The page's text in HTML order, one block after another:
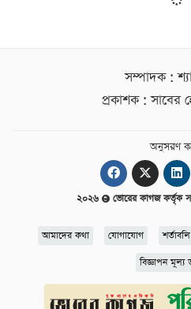
সম্পাদক :
প্রকাশক : সাবের
অনুসরণ
২০২৬ ভোরের কাগজ কর্তৃক
আমাদের কথা যোগাযোগ
বিজ্ঞাপন মূল্য